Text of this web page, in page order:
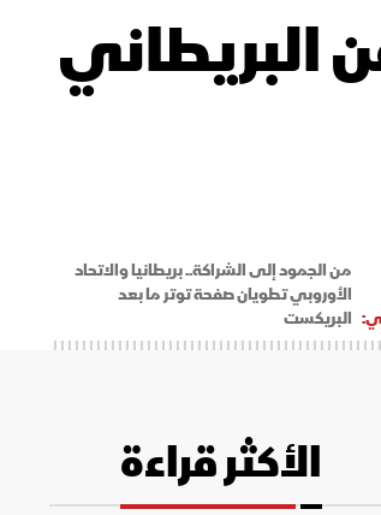
البريطاني
من الجمود إلى الشراكة.. بريطانيا والاتحاد
الأوروبي تطويان صفحة توتر ما بعد
البريكست
الأكثر قراءة